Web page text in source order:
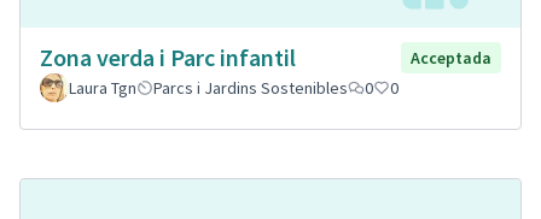
Zona verda i Parc infantil
Acceptada
Laura Tgn
Parcs i Jardins Sostenibles 0 0